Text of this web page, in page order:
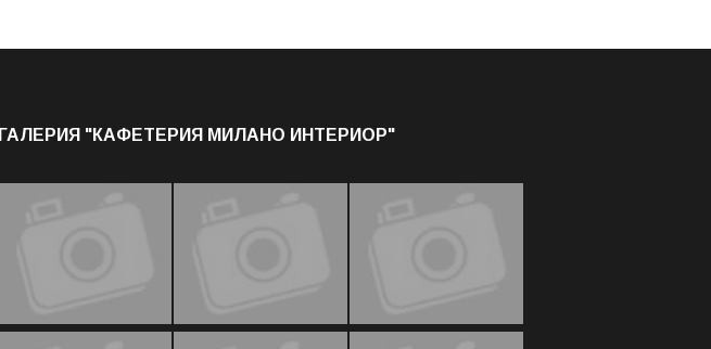
ГАЛЕРИЯ "КАФЕТЕРИЯ МИЛАНО ИНТЕРИОР"